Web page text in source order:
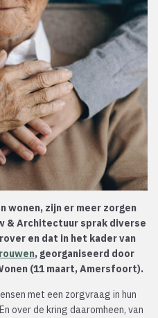
wonen, zijn er meer zorgen
& Architectuur sprak diverse
en dat in het kader van
, georganiseerd door
(11 maart, Amersfoort).
met een zorgvraag in hun
over de kring daaromheen, van